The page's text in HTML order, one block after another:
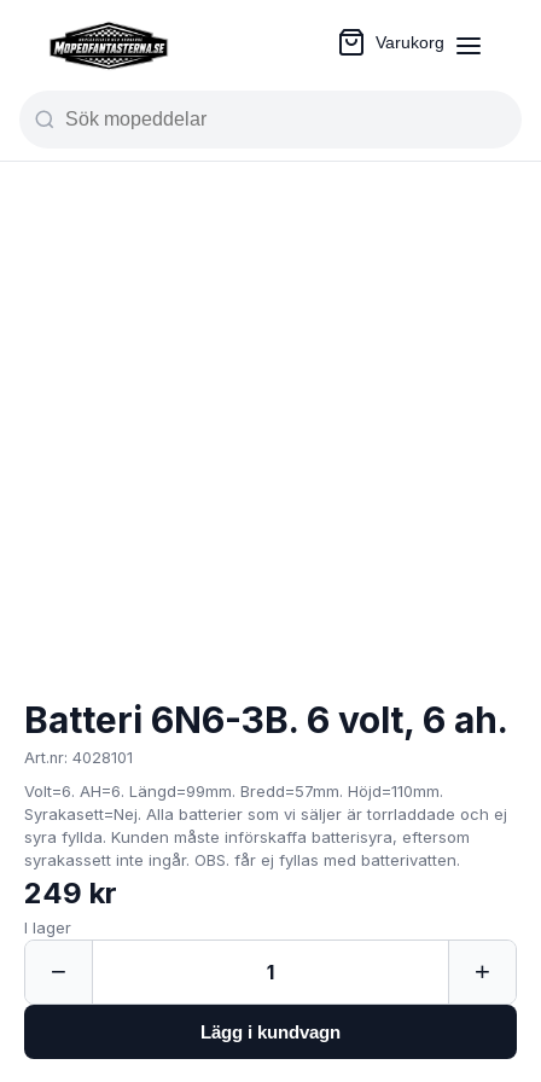
Varukorg
Batteri 6N6-3B. 6 volt, 6 ah.
Art.nr: 4028101
Volt=6. AH=6. Längd=99mm. Bredd=57mm. Höjd=110mm.
Syrakasett=Nej. Alla batterier som vi säljer är torrladdade och ej
syra fyllda. Kunden måste införskaffa batterisyra, eftersom
syrakassett inte ingår. OBS. får ej fyllas med batterivatten.
249 kr
I lager
− 1 +
Lägg i kundvagn